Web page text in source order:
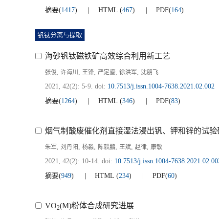
摘要(1417) HTML (467) PDF(164)
钒钛分离与提取
海砂钒钛磁铁矿高效综合利用新工艺
张俊, 许海川 , 王锋, 严定鎏, 徐洪军, 沈朋飞
2021, 42(2): 5-9. doi: 10.7513/j.issn.1004-7638.2021.02.002
摘要(1264) HTML (346) PDF(83)
烟气制酸废催化剂直接湿法浸出钒、钾和锌的试验
朱军, 刘丹阳 , 杨淼, 陈毅鹏, 王斌, 赵律, 康敏
2021, 42(2): 10-14. doi: 10.7513/j.issn.1004-
摘要(949) HTML (234) PDF(60)
VO2(M)粉体合成研究进展